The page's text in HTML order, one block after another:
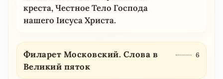
креста, Честное Тело Господа
нашего Іисуса Христа.
Филарет Московский. Слова в
Великий пяток
6